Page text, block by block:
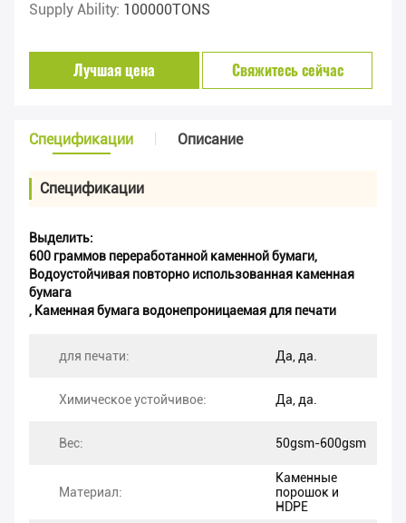
Supply Ability: 100000TONS
Лучшая цена Свяжитесь сейчас
Спецификации Описание
Спецификации
Выделить:
600 граммов переработанной каменной бумаги,
Водоустойчивая повторно использованная каменная
бумага
, Каменная бумага водонепроницаемая для печати
для печати: Да, да.
Химическое устойчивое: Да, да.
Вес: 50gsm-600gsm
Материал:
Каменные
порошок и
HDPE